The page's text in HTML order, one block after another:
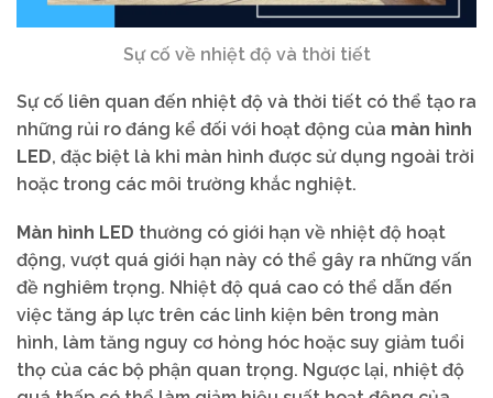
Sự cố về nhiệt độ và thời tiết
Sự cố liên quan đến nhiệt độ và thời tiết có thể tạo ra
những rủi ro đáng kể đối với hoạt động của màn hình
LED, đặc biệt là khi màn hình được sử dụng ngoài trời
hoặc trong các môi trường khắc nghiệt.
Màn hình LED thường có giới hạn về nhiệt độ hoạt
động, vượt quá giới hạn này có thể gây ra những vấn
đề nghiêm trọng. Nhiệt độ quá cao có thể dẫn đến
việc tăng áp lực trên các linh kiện bên trong màn
hình, làm tăng nguy cơ hỏng hóc hoặc suy giảm tuổi
thọ của các bộ phận quan trọng. Ngược lại, nhiệt độ